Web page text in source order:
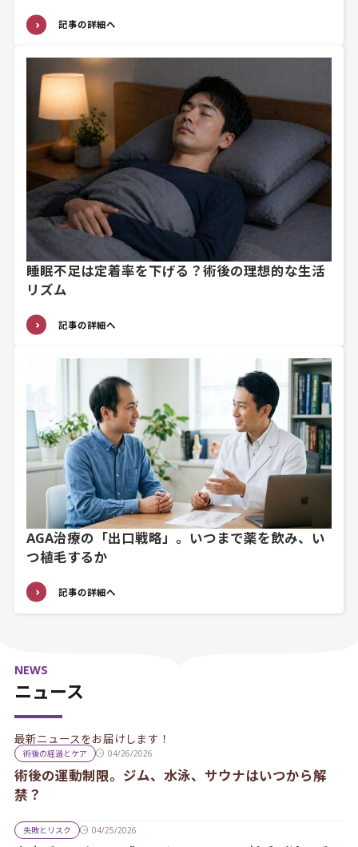
記事の詳細へ
睡眠不足は定着率を下げる？術後の理想的な生活
リズム
記事の詳細へ
AGA治療の「出口戦略」。いつまで薬を飲み、い
つ植毛するか
記事の詳細へ
ニュース
NEWS
最新ニュースをお届けします！
術後の経過とケア 04/26/2026
術後の運動制限。ジム、水泳、サウナはいつから解
禁？
失敗とリスク 04/25/2026